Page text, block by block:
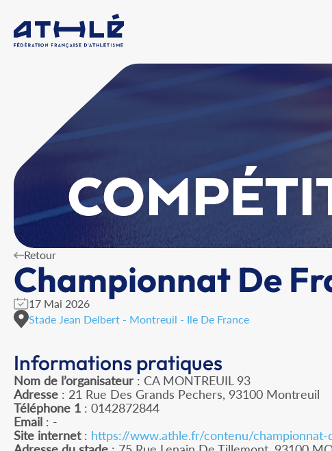
Retour
Championnat De
17 Mai 2026
Stade Jean Delbert - Montreuil - Ile De France
Informations pratiques
Nom de l’organisateur : CA MONTREUIL 93
Adresse : 21 Rue Des Grands Pechers, 93100 Montreuil
Téléphone 1 : 0142872844
Email : -
Site internet: https://www.athle.fr/contenu/